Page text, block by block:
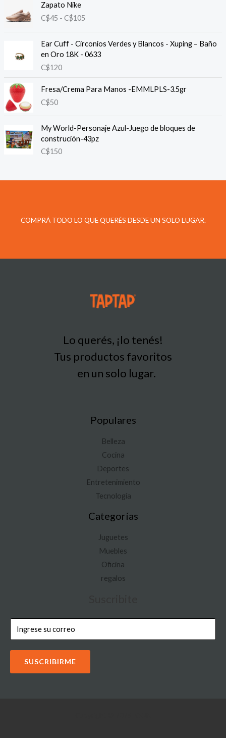
Zapato Nike
C$45 - C$105R
g
o
p
i
e
5
1
0
Ear Cuff - Circonios Verdes y Blancos - Xuping – Baño
en Oro 18K - 0633
C$120
Fresa/Crema Para Manos -EMMLPLS-3.5gr
C$50
My World-Personaje Azul-Juego de bloques de
construción-43pz
C$150
COMPRÁ TODO LO QUE QUERÉS DESDE UN SOLO LUGAR.
Lo querés, ¡lo tenés!
Tus productos favoritos
en un solo lugar.
Populares
Belleza
Cocina
Deportes
Entretenimiento
Tecnología
Categorías
Juguetes
Muebles
Oficina
regalos
SUSCRIBIRME